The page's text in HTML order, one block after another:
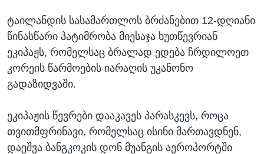
ᲯᲐᲜᲛᲠᲗᲔᲚᲝᲑᲐ
ᲛᲔᲪᲜᲘᲔᲠᲔᲑᲐ
ᲘᲜᲢᲔᲠᲕᲘᲣ
ᲙᲣᲚᲢᲣᲠᲐ
ᲒᲐᲚᲘᲚᲔᲝ
ᲓᲔᲖᲘᲜᲤᲝᲠᲛᲐᲪᲘᲐ
Learning English
ᲗᲕᲐᲚᲘ ᲒᲕᲐᲓᲔᲕᲜᲔᲗ
ტაილანდის სასამართლოს ბრძანებით 12-დღიანი
წინასწარი პატიმრობა მიესაჯა ხუთწევრიან
ეკიპაჟს, რომელსაც ბრალად ედება ჩრდილოეთ
კორეის წარმოების იარაღის უკანონო
გადაზიდვაში.
ეკიპაჟის წევრები დააკავეს პარასკევს, როცა
თვითმფრინავი, რომელსაც ისინი მართავდნენ,
დაეშვა ბანგკოკის დონ მუანგის აეროპორტში